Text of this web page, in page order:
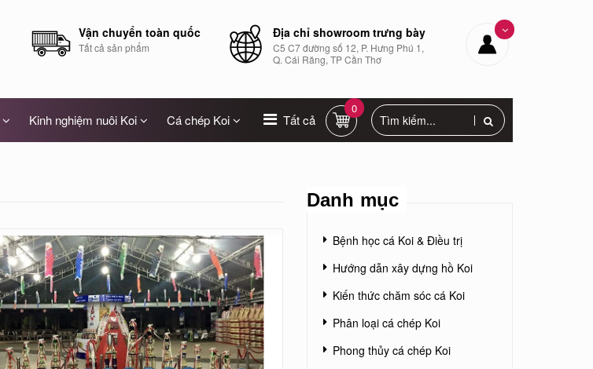
Địa chỉ showroom trưng bày
C5 C7 đường số 12, P. Hưng Phú 1,
Q. Cái Răng, TP Cần Thơ
Vận chuyển toàn quốc
Tất cả sản phẩm
Kinh nghiệm nuôi Koi Cá chép Koi Tất cả
0
Danh mục
Bệnh học cá Koi & Điều trị
Hướng dẫn xây dựng hồ Koi
Kiến thức chăm sóc cá Koi
Phân loại cá chép Koi
Phong thủy cá chép Koi